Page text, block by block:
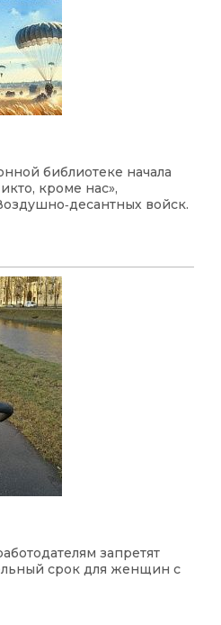
библиотеке начала
кроме нас»,
войск.
запретят
срок для женщин с